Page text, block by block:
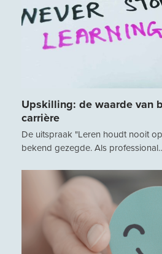
Upskilling: de waarde van
carrière
De uitspraak "Leren houdt nooit
bekend gezegde. Als